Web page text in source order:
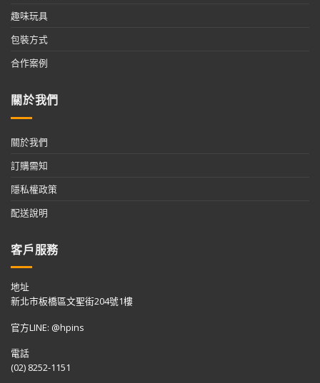
趣味玩具
包裝方式
合作案例
關於我們
關於我們
訂購需知
隱私權政策
配送說明
客戶服務
地址
新北市板橋區文聖街204號1樓
官方LINE: @hpins
電話
(02) 8252-1151